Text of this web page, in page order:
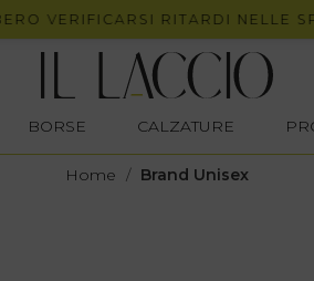
VERIFICARSI RITARDI NELLE
BORSE CALZATURE
Home / Brand Unisex